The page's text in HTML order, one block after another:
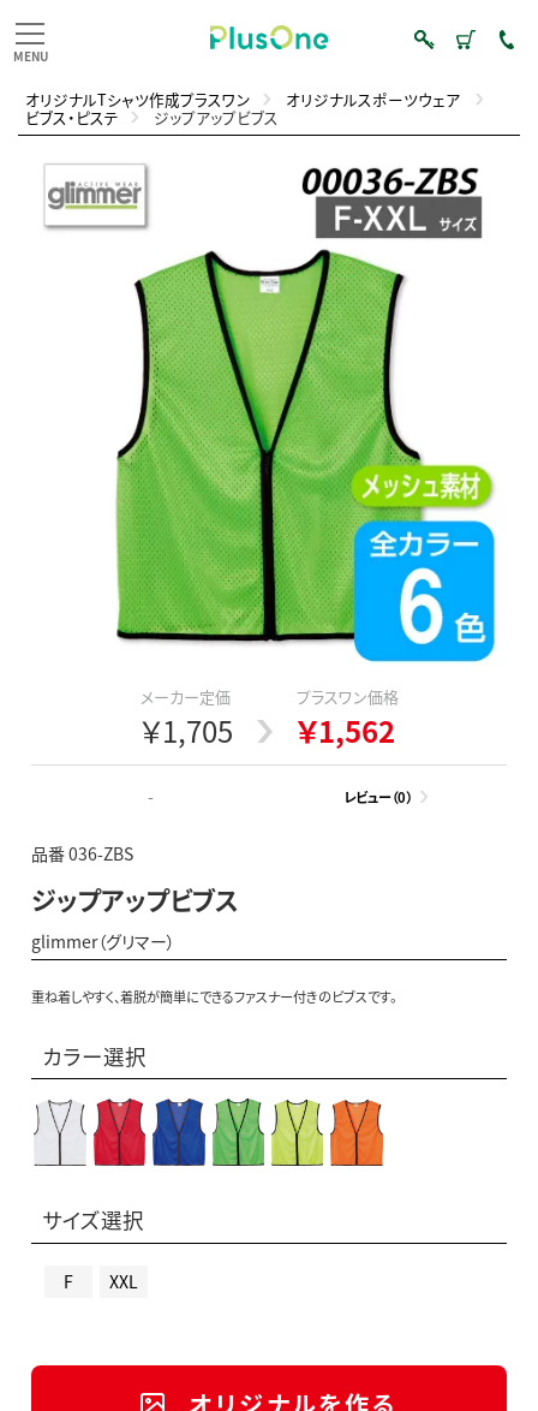
オリジナルTシャツ作成プラスワン オリジナルスポーツウェア
ビブス・ピステ ジップアップビブス
メーカー定価
￥1,705
プラスワン価格
￥1,562
- レビュー（0）
品番 036-ZBS
ジップアップビブス
glimmer（グリマー）
重ね着しやすく、着脱が簡単にできるファスナー付きのビブスです。
カラー選択
サイズ選択
F XXL
オリジナルを作る